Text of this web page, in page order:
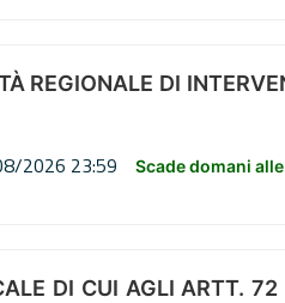
REGIONALE DI
2026 23:59 Scade domani
DI CUI AGLI ARTT.